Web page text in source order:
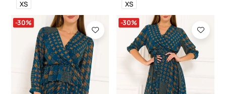
XS XS
-30% -30%